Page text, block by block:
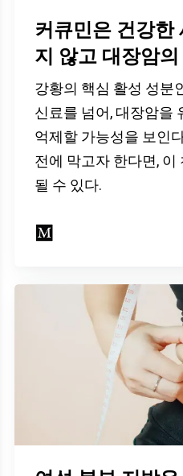
커큐민은 건강한
지 않고 대장암
강황의 핵심 활성 성분
신료를 넘어, 대장암을
억제할 가능성을 보인
전에 막고자 한다면, 이
될 수 있다.